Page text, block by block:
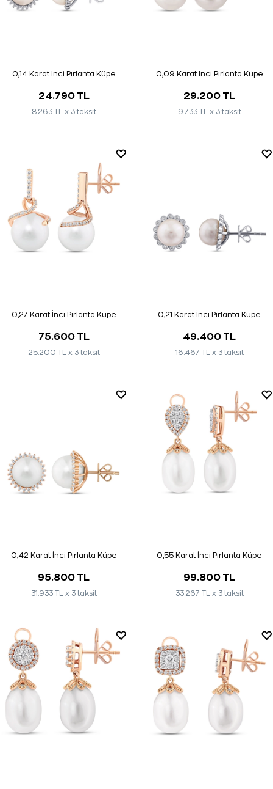
0,14 Karat İnci Pırlanta Küpe
24.790 TL
8.263 TL x 3 taksit
0,09 Karat İnci Pırlanta Küpe
29.200 TL
9.733 TL x 3 taksit
0,27 Karat İnci Pırlanta Küpe
75.600 TL
25.200 TL x 3 taksit
0,21 Karat İnci Pırlanta Küpe
49.400 TL
16.467 TL x 3 taksit
0,42 Karat İnci Pırlanta Küpe
95.800 TL
31.933 TL x 3 taksit
0,55 Karat İnci Pırlanta Küpe
99.800 TL
33.267 TL x 3 taksit